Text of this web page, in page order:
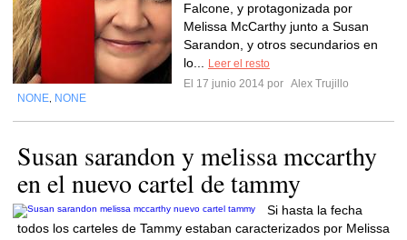
Falcone, y protagonizada por
Melissa McCarthy junto a Susan
Sarandon, y otros secundarios en
lo...
Leer el resto
El 17 junio 2014 por Alex Trujillo
NONE NONE
Susan sarandon y melissa mccarthy
en el nuevo cartel de tammy
Si hasta la fecha
todos los carteles de Tammy estaban caracterizados por Melissa